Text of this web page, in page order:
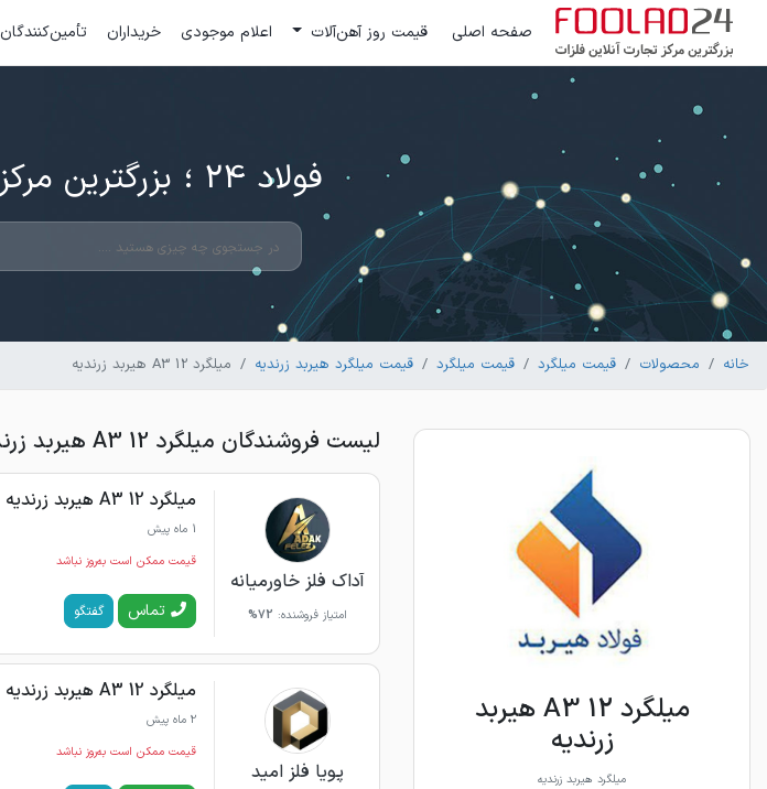
صفحه اصلی قیمت روز آهن‌آلات اعلام موجودی خریداران تأمین‌کنندگان
فولاد 24 ؛ بزرگترین مرکز تجارت آنلاین فلزات
خانه محصولات قیمت میلگرد قیمت میلگرد قیمت میلگرد هیربد زرندیه میلگرد 12 A3 هیربد زرندیه
میلگرد 12 A3 هیربد
زرندیه
میلگرد هیربد زرندیه
لیست فروشندگان میلگرد 12 A3 هیربد زرندیه
آداک فلز خاورمیانه
امتیاز فروشنده: 72%
میلگرد 12 A3 هیربد زرندیه
1 ماه پیش
قیمت ممکن است به‌روز نباشد
تماس گفتگو
پویا فلز امید
میلگرد 12 A3 هیربد زرندیه
2 ماه پیش
قیمت ممکن است به‌روز نباشد